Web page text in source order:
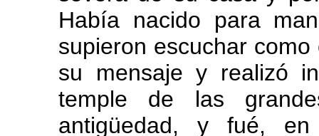
Había nacido para
supieron escuchar
su mensaje y realizó
temple de las
antigüedad, y fué,